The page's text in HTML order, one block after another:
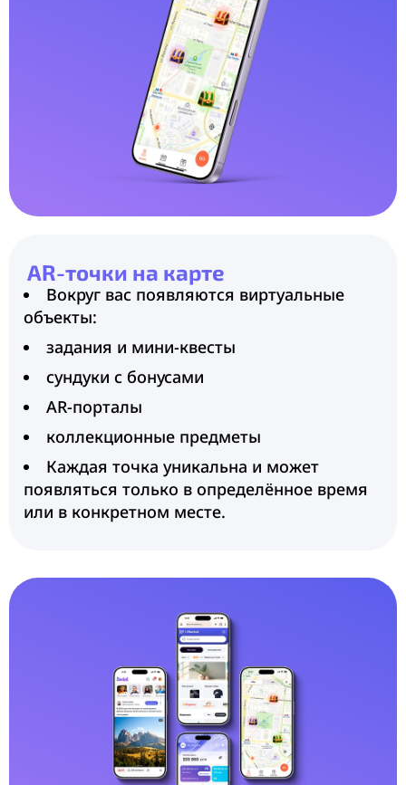
AR-точки на карте
Вокруг вас появляются виртуальные
объекты:
задания и мини-квесты
сундуки с бонусами
AR-порталы
коллекционные предметы
Каждая точка уникальна и может
появляться только в определённое время
или в конкретном месте.